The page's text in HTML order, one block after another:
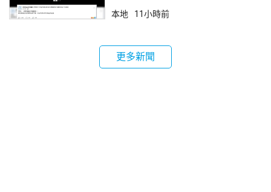
本地 11小時前
更多新聞